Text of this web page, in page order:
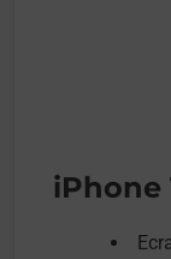
iPhone